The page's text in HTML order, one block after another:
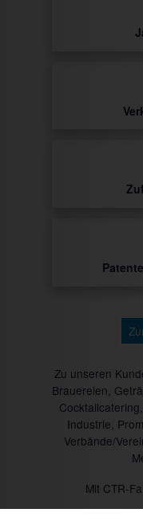
Zu unseren
Brauereien,
Industrie,
Verbände/
Mit CTR-